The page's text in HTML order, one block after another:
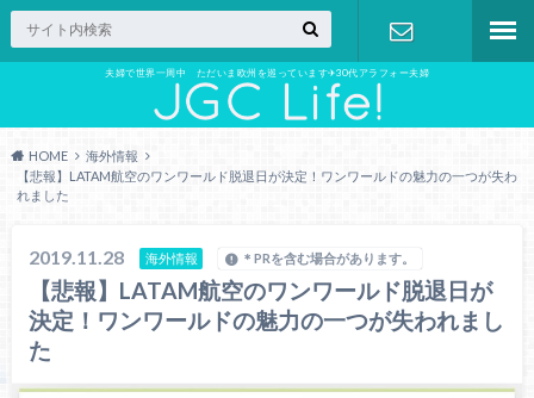
夫婦で世界一周中 ただいま欧州を巡っています✈︎30代アラフォー夫婦
お問い合わ
HOME
海外情報
【悲報】LATAM航空のワンワールド脱退日が決定！ワンワールドの魅力の一つが失わ
れました
2019.11.28 海外情報 ＊PRを含む場合があります。
【悲報】LATAM航空のワンワールド脱退日が
決定！ワンワールドの魅力の一つが失われまし
た